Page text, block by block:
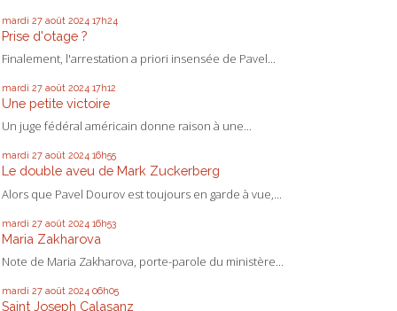
mardi 27 août 2024 17h24
Prise d'otage ?
Finalement, l'arrestation a priori insensée de Pavel...
mardi 27 août 2024 17h12
Une petite victoire
Un juge fédéral américain donne raison à une...
mardi 27 août 2024 16h55
Le double aveu de Mark Zuckerberg
Alors que Pavel Dourov est toujours en garde à vue,...
mardi 27 août 2024 16h53
Maria Zakharova
Note de Maria Zakharova, porte-parole du ministère...
mardi 27 août 2024 06h05
Saint Joseph Calasanz